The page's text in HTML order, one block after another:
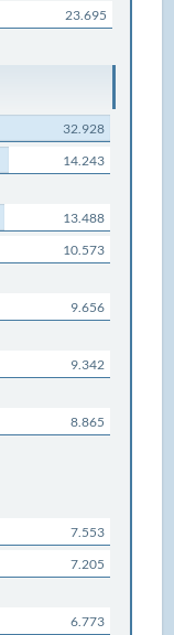
23.695
32.928
14.243
13.488
10.573
9.656
9.342
8.865
7.553
7.205
6.773